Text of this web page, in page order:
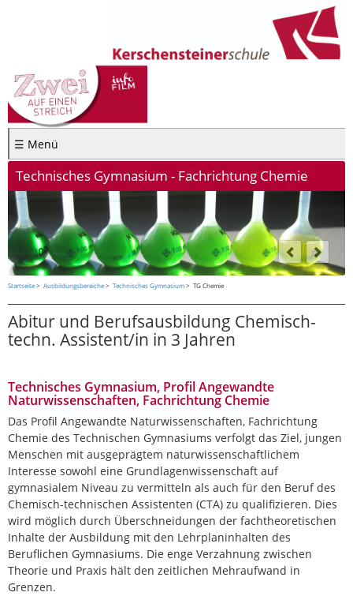
☰ Menü
Technisches Gymnasium - Fachrichtung Chemie
Startseite Ausbildungsbereiche Technisches Gymnasium TG Chemie
Abitur und Berufsausbildung Chemisch-
techn. Assistent/in in 3 Jahren
Technisches Gymnasium, Profil Angewandte
Naturwissenschaften, Fachrichtung Chemie
Das Profil Angewandte Naturwissenschaften, Fachrichtung
Chemie des Technischen Gymnasiums verfolgt das Ziel, jungen
Menschen mit ausgeprägtem naturwissenschaftlichem
Interesse sowohl eine Grundlagenwissenschaft auf
gymnasialem Niveau zu vermitteln als auch für den Beruf des
Chemisch-technischen Assistenten (CTA) zu qualifizieren. Dies
wird möglich durch Überschneidungen der fachtheoretischen
Inhalte der Ausbildung mit den Lehrplaninhalten des
Beruflichen Gymnasiums. Die enge Verzahnung zwischen
Theorie und Praxis hält den zeitlichen Mehraufwand in
Grenzen.